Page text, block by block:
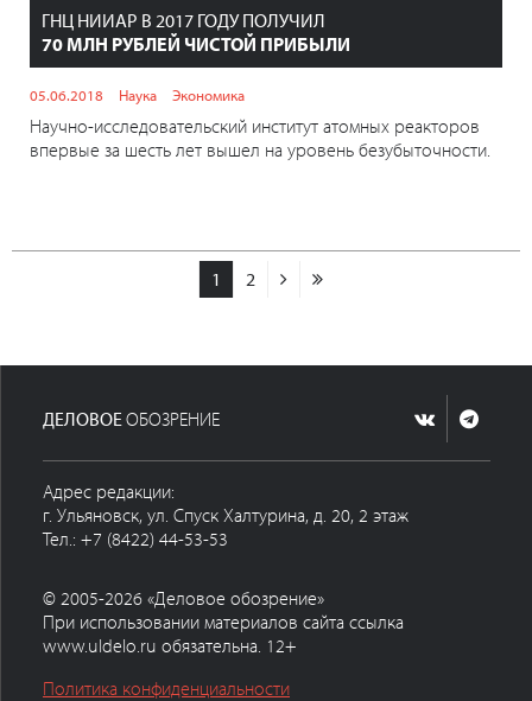
ГНЦ НИИАР В 2017 ГОДУ ПОЛУЧИЛ
70 МЛН РУБЛЕЙ ЧИСТОЙ ПРИБЫЛИ
05.06.2018 Наука Экономика
Научно-исследовательский институт атомных реакторов
впервые за шесть лет вышел на уровень безубыточности.
1 2
ДЕЛОВОЕ ОБОЗРЕНИЕ
Адрес редакции:
г. Ульяновск, ул. Спуск Халтурина, д. 20, 2 этаж
Тел.: +7 (8422) 44-53-53
© 2005-2026 «Деловое обозрение»
При использовании материалов сайта ссылка
www.uldelo.ru обязательна. 12+
Политика конфиденциальности